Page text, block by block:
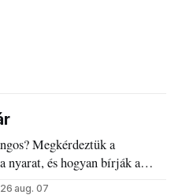
Megkérdeztük a
és hogyan bírják a
aug. 07